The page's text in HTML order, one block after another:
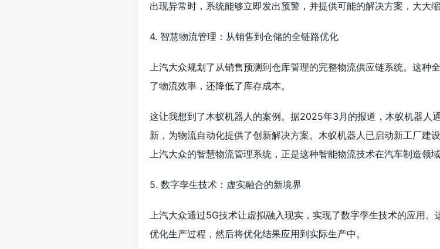
出现异常时，系统能够立即发出预警，并提供可能的解决方案，大大
4. 智慧物流管理：从销售到仓储的全链路优化
上汽大众规划了从销售预测到仓库管理的完整物流供应链系统。这种
了物流效率，还降低了库存成本。
这让我想到了木蚁机器人的案例。据2025年3月的报道，木蚁机器人
新，为物流自动化提供了创新解决方案。木蚁机器人已启动新工厂建
上汽大众的智慧物流管理系统，正是这种智能物流技术在汽车制造领域
5. 数字孪生技术：虚实融合的新境界
上汽大众通过5G技术让虚拟融入现实，实现了数字孪生技术的应用。
优化生产过程，然后将优化结果应用到实际生产中。